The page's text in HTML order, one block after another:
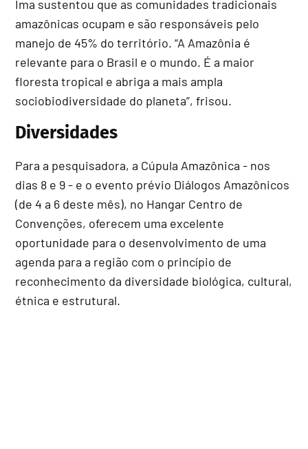
Ima sustentou que as comunidades tradicionais
amazônicas ocupam e são responsáveis pelo
manejo de 45% do território. “A Amazônia é
relevante para o Brasil e o mundo. É a maior
floresta tropical e abriga a mais ampla
sociobiodiversidade do planeta”, frisou.
Diversidades
Para a pesquisadora, a Cúpula Amazônica - nos
dias 8 e 9 - e o evento prévio Diálogos Amazônicos
(de 4 a 6 deste mês), no Hangar Centro de
Convenções, oferecem uma excelente
oportunidade para o desenvolvimento de uma
agenda para a região com o princípio de
reconhecimento da diversidade biológica, cultural,
étnica e estrutural.